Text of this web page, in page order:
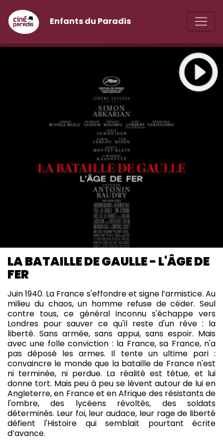
Enfants du Paradis
LA BATAILLE DE GAULLE - L'ÂGE DE
FER
Juin 1940. La France s'effondre et signe l’armistice. Au
milieu du chaos, un homme refuse de céder. Seul
contre tous, ce général inconnu s'échappe vers
Londres pour sauver ce qu'il reste d'un rêve : la
liberté. Sans armée, sans appui, sans espoir. Mais
avec une folle conviction : la France, sa France, n'a
pas déposé les armes. Il tente un ultime pari :
convaincre le monde que la bataille de France n'est
ni terminée, ni perdue. La réalité est têtue, et lui
donne tort. Mais peu à peu se lèvent autour de lui en
Angleterre, en France et en Afrique des résistants de
l'ombre, des lycéens révoltés, des soldats
déterminés. Leur foi, leur audace, leur rage de liberté
défient l'Histoire qui semblait pourtant écrite
d’avance.